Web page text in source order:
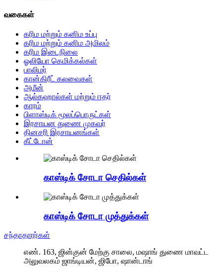
வகைகள்
கரிம மற்றும் கனிம உப்பு
கரிம மற்றும் கனிம அமிலம்
கரிம இடைநிலை
ஓலியோ கெமிக்கல்கள்
பாலிமர்
கான்கிரீட் கலவைகள்
அமீன்
ஆல்கஹால்கள் மற்றும் ஈதர்
காரம்
பிளாஸ்டிக் மூலப்பொருட்கள்
இரசாயன துணை முகவர்
தினசரி இரசாயனங்கள்
கீட்டோன்
காஸ்டிக் சோடா செதில்கள்
காஸ்டிக் சோடா முத்துக்கள்
சந்தாதாரர்கள்
எண். 163, ஜின்குன் மேற்கு சாலை, மஷாங் துணை மாவட்ட
அலுவலகம் ஜாங்டியன், ஜிபோ, ஷான்டாங்